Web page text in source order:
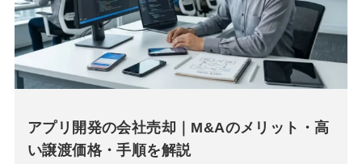
アプリ開発の会社売却｜M&Aのメリット・高
い譲渡価格・手順を解説